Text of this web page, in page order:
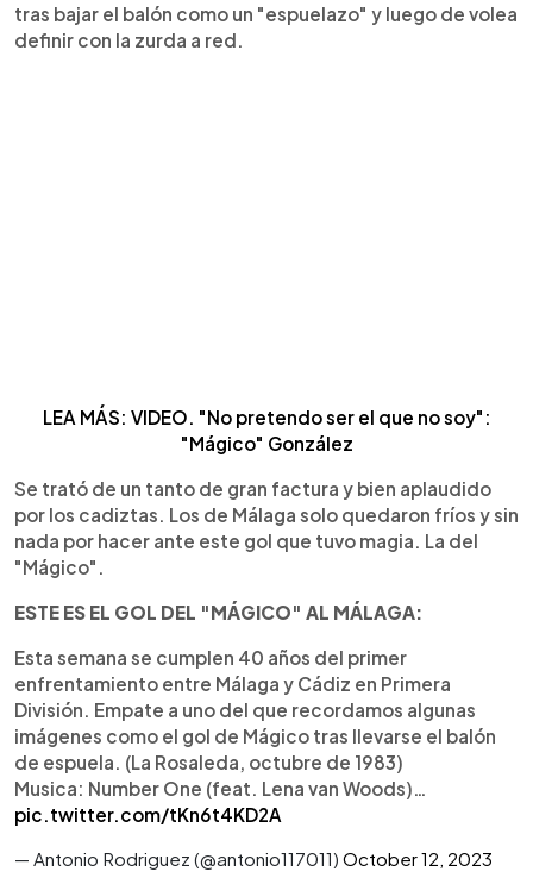
tras bajar el balón como un "espuelazo" y luego de volea
definir con la zurda a red.
LEA MÁS: VIDEO. "No pretendo ser el que no soy":
"Mágico" González
Se trató de un tanto de gran factura y bien aplaudido
por los cadiztas. Los de Málaga solo quedaron fríos y sin
nada por hacer ante este gol que tuvo magia. La del
"Mágico".
ESTE ES EL GOL DEL "MÁGICO" AL MÁLAGA:
Esta semana se cumplen 40 años del primer
enfrentamiento entre Málaga y Cádiz en Primera
División. Empate a uno del que recordamos algunas
imágenes como el gol de Mágico tras llevarse el balón
de espuela. (La Rosaleda, octubre de 1983)
Musica: Number One (feat. Lena van Woods)…
pic.twitter.com/tKn6t4KD2A
— Antonio Rodriguez (@antonio117011) October 12, 2023